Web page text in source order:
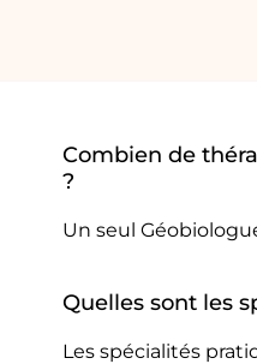
Combien de
?
Un seul
Quelles sont les
Les spécialités